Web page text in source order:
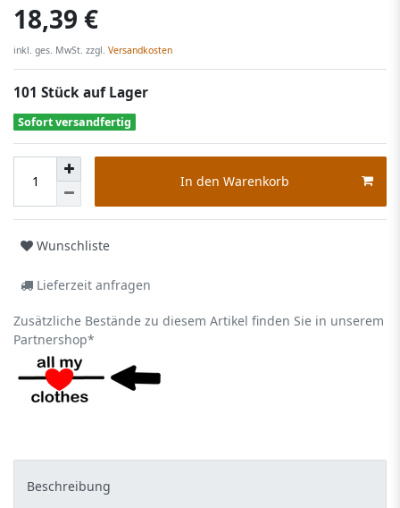
18,39 €
inkl. ges. MwSt. zzgl. Versandkosten
101 Stück auf Lager
Sofort versandfertig
In den Warenkorb
Wunschliste
Lieferzeit anfragen
Zusätzliche Bestände zu diesem Artikel finden Sie in unserem
Partnershop*
Beschreibung